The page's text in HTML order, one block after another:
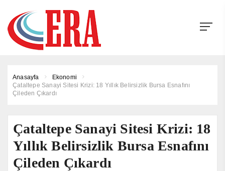
Anasayfa
Ekonomi
Çataltepe Sanayi Sitesi Krizi: 18 Yıllık Belirsizlik Bursa Esnafını
Çileden Çıkardı
Çataltepe Sanayi Sitesi Krizi: 18
Yıllık Belirsizlik Bursa Esnafını
Çileden Çıkardı